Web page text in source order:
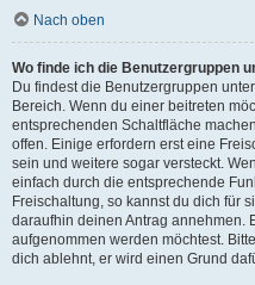
Nach oben
Wo finde ich die Benutzergruppen
Du findest die Benutzergruppen
Bereich. Wenn du einer beitreten
entsprechenden Schaltfläche
offen. Einige erfordern erst eine
sein und weitere sogar versteckt.
einfach durch die entsprechende
Freischaltung, so kannst du dich für
daraufhin deinen Antrag annehmen.
aufgenommen werden möchtest.
dich ablehnt, er wird einen Grund